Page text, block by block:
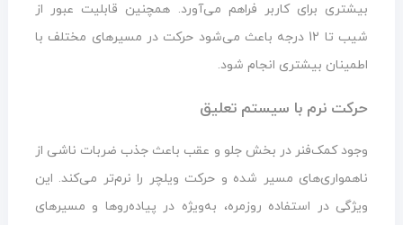
بیشتری برای کاربر فراهم می‌آورد. همچنین قابلیت عبور از
شیب تا 12 درجه باعث می‌شود حرکت در مسیرهای مختلف با
اطمینان بیشتری انجام شود.
حرکت نرم با سیستم تعلیق
وجود کمک‌فنر در بخش جلو و عقب باعث جذب ضربات ناشی از
ناهمواری‌های مسیر شده و حرکت ویلچر را نرم‌تر می‌کند. این
ویژگی در استفاده روزمره، به‌ویژه در پیاده‌روها و مسیرهای